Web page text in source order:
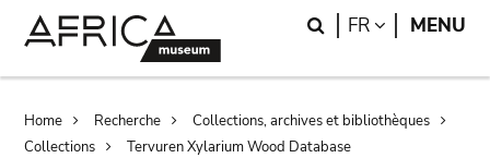
Search
FR LANGUAGE
MENU
Breadcrumb
Home Recherche
Collections, archives et bibliothèques
Collections
Tervuren Xylarium Wood Database